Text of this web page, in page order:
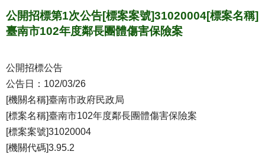
公開招標第1次公告[標案案號]31020004[標案名稱]
臺南市102年度鄰長團體傷害保險案
公開招標公告
公告日：102/03/26
[機關名稱]臺南市政府民政局
[標案名稱]臺南市102年度鄰長團體傷害保險案
[標案案號]31020004
[機關代碼]3.95.2